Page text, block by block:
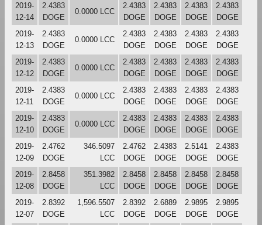
2019-
12-14
2.4383
DOGE
0.0000 LCC
2.4383
DOGE
2.4383
DOGE
2.4383
DOGE
2.4383
DOGE
2019-
12-13
2.4383
DOGE
0.0000 LCC
2.4383
DOGE
2.4383
DOGE
2.4383
DOGE
2.4383
DOGE
2019-
12-12
2.4383
DOGE
0.0000 LCC
2.4383
DOGE
2.4383
DOGE
2.4383
DOGE
2.4383
DOGE
2019-
12-11
2.4383
DOGE
0.0000 LCC
2.4383
DOGE
2.4383
DOGE
2.4383
DOGE
2.4383
DOGE
2019-
12-10
2.4383
DOGE
0.0000 LCC
2.4383
DOGE
2.4383
DOGE
2.4383
DOGE
2.4383
DOGE
2019-
12-09
2.4762
DOGE
346.5097
LCC
2.4762
DOGE
2.4383
DOGE
2.5141
DOGE
2.4383
DOGE
2019-
12-08
2.8458
DOGE
351.3982
LCC
2.8458
DOGE
2.8458
DOGE
2.8458
DOGE
2.8458
DOGE
2019-
12-07
2.8392
DOGE
1,596.5507
LCC
2.8392
DOGE
2.6889
DOGE
2.9895
DOGE
2.9895
DOGE